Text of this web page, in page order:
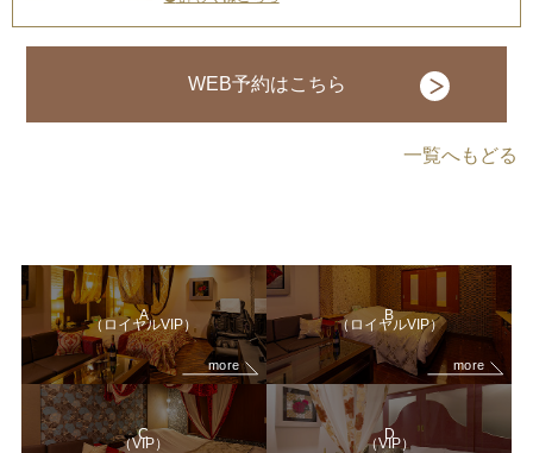
WEB予約はこちら
一覧へもどる
more
A
（ロイヤルVIP）
more
B
（ロイヤルVIP）
C
（VIP）
D
（VIP）